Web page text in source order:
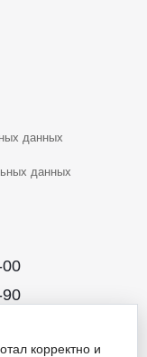
данных
данных
магазинкорректно и